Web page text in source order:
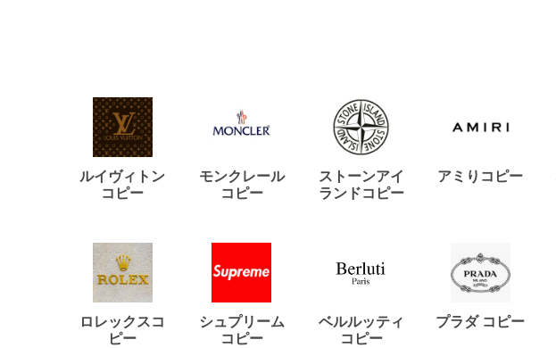
ルイヴィトン
コピー
モンクレール
コピー
ストーンアイ
ランドコピー
アミりコピー
ロレックスコ
ピー
シュプリーム
コピー
ベルルッティ
コピー
プラダ コピー